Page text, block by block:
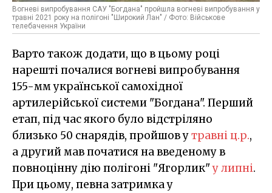
Вогневі випробування САУ "Богдана" пройшла вогневі випробування у
травні 2021 року на полігоні "Широкий Лан" / Фото: Військове
телебачення України
Варто також додати, що в цьому році
нарешті почалися вогневі випробування
155-мм української самохідної
артилерійської системи "Богдана". Перший
етап, під час якого було відстріляно
близько 50 снарядів, пройшов утравні ц.р.,
а другий мав початися на введеному в
повноцінну дію полігоні "Ягорлик"у липні.
При цьому, певна затримка у